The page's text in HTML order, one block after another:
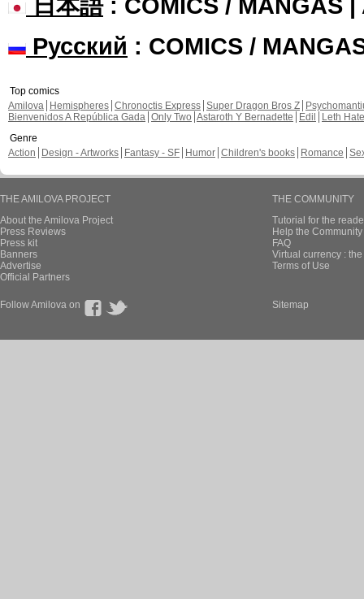
Русский : COMICS /
Top comics
Amilova
Hemispheres Chronoctis Express Super Dragon Bros Z
Bienvenidos A República Gada Only Two Astaroth Y Bernadette Edil
Leth Hate
Genre
Action
Design - Artworks Fantasy - SF Humor Children's books Romance
THE AMILOVA PROJECT
About the Amilova Project
Press Reviews
Press kit
Banners
Advertise
Official Partners
THE COMMUNITY
Tutorial for the
Help the
FAQ
Virtual currency :
Terms of Use
Follow Amilova on Sitemap